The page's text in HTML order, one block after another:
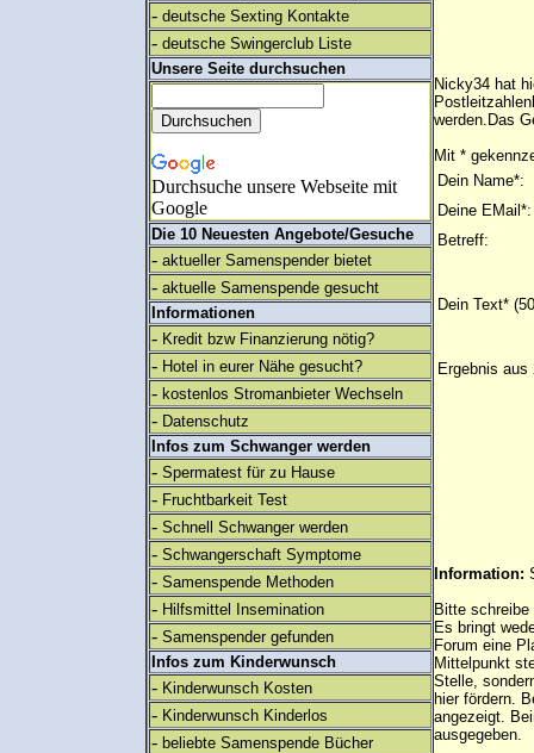
- deutsche Sexting Kontakte
- deutsche Swingerclub Liste
Unsere Seite durchsuchen
Durchsuche unsere Webseite mit
Google
Die 10 Neuesten Angebote/Gesuche
- aktueller Samenspender bietet
- aktuelle Samenspende gesucht
Informationen
- Kredit bzw Finanzierung nötig?
- Hotel in eurer Nähe gesucht?
- kostenlos Stromanbieter Wechseln
- Datenschutz
Infos zum Schwanger werden
- Spermatest für zu Hause
- Fruchtbarkeit Test
- Schnell Schwanger werden
- Schwangerschaft Symptome
- Samenspende Methoden
- Hilfsmittel Insemination
- Samenspender gefunden
Infos zum Kinderwunsch
- Kinderwunsch Kosten
- Kinderwunsch Kinderlos
- beliebte Samenspende Bücher
Nicky34 hat
werden.Das
Mit *
Dein Name*:
Deine EMail*:
Betreff:
Dein Text*
Ergebnis aus
Information:
Bitte
Es bringt
Forum eine
Mittelpunkt
Stelle,
hier fördern.
angezeigt.
ausgegeben.